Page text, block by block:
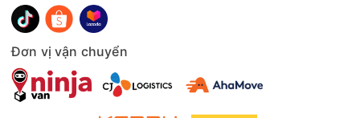
Đơn vị vận chuyển